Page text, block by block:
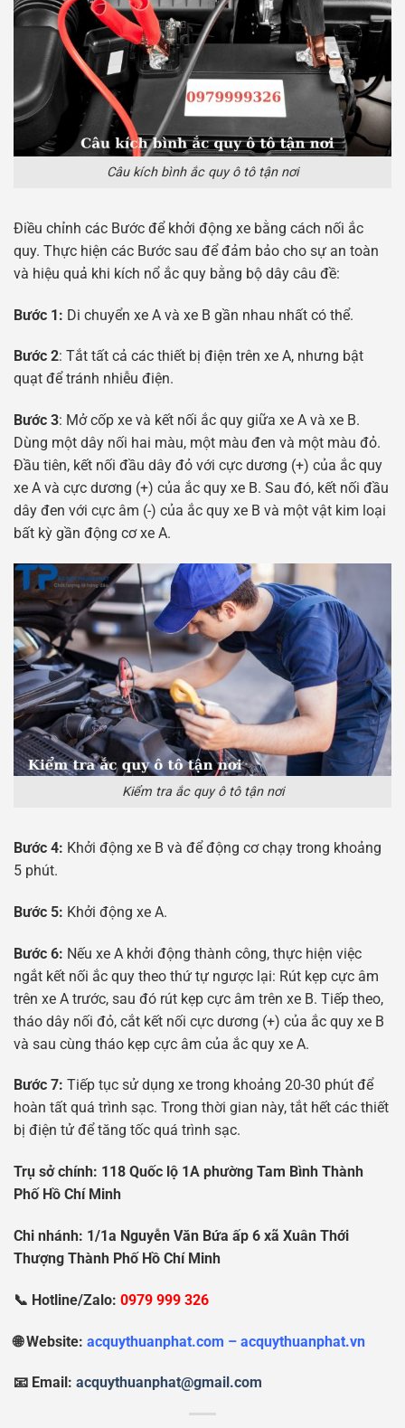
Câu kích bình ắc quy ô tô tận nơi
Điều chỉnh các Bước để khởi động xe bằng cách nối ắc
quy. Thực hiện các Bước sau để đảm bảo cho sự an toàn
và hiệu quả khi kích nổ ắc quy bằng bộ dây câu đề:
Bước 1: Di chuyển xe A và xe B gần nhau nhất có thể.
Bước 2: Tắt tất cả các thiết bị điện trên xe A, nhưng bật
quạt để tránh nhiễu điện.
Bước 3: Mở cốp xe và kết nối ắc quy giữa xe A và xe B.
Dùng một dây nối hai màu, một màu đen và một màu đỏ.
Đầu tiên, kết nối đầu dây đỏ với cực dương (+) của ắc quy
xe A và cực dương (+) của ắc quy xe B. Sau đó, kết nối đầu
dây đen với cực âm (-) của ắc quy xe B và một vật kim loại
bất kỳ gần động cơ xe A.
Kiểm tra ắc quy ô tô tận nơi
Bước 4: Khởi động xe B và để động cơ chạy trong khoảng
5 phút.
Bước 5: Khởi động xe A.
Bước 6: Nếu xe A khởi động thành công, thực hiện việc
ngắt kết nối ắc quy theo thứ tự ngược lại: Rút kẹp cực âm
trên xe A trước, sau đó rút kẹp cực âm trên xe B. Tiếp theo,
tháo dây nối đỏ, cắt kết nối cực dương (+) của ắc quy xe B
và sau cùng tháo kẹp cực âm của ắc quy xe A.
Bước 7: Tiếp tục sử dụng xe trong khoảng 20-30 phút để
hoàn tất quá trình sạc. Trong thời gian này, tắt hết các thiết
bị điện tử để tăng tốc quá trình sạc.
Trụ sởchính: 118 Quốc lộ 1A phường Tam Bình Thành
PhốHồ Chí Minh
Chi nhánh: 1/1a Nguyễn Văn Bứa ấp 6 xã Xuân Thới
Thượng Thành PhốHồ Chí Minh
📞 Hotline/Zalo: 0979 999 326
🌐 Website: acquythuanphat.com – acquythuanphat.vn
📧 Email: acquythuanphat@gmail.com